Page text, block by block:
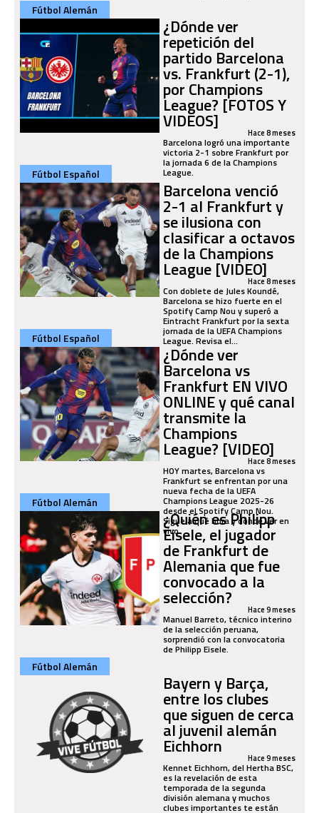
Fútbol Alemán
¿Dónde ver
repetición del
partido Barcelona
vs. Frankfurt (2-1),
por Champions
League? [FOTOS Y
VIDEOS] Hace 8 meses
Barcelona logró una importante
victoria 2-1 sobre Frankfurt por
la jornada 6 de la Champions
League.
Fútbol Español
Barcelona venció
2-1 al Frankfurt y
se ilusiona con
clasificar a octavos
de la Champions
League [VIDEO]Hace 8 meses
Con doblete de Jules Koundé,
Barcelona se hizo fuerte en el
Spotify Camp Nou y superó a
Eintracht Frankfurt por la sexta
jornada de la UEFA Champions
League. Revisa el...
Fútbol Español
¿Dónde ver
Barcelona vs
Frankfurt EN VIVO
ONLINE y qué canal
transmite la
Champions
League? [VIDEO]
Hace 8 meses
HOY martes, Barcelona vs
Frankfurt se enfrentan por una
nueva fecha de la UEFA
Champions League 2025-26
desde el Spotify Camp Nou.
Sigue a qué hora y dónde ver en
vivo.
Fútbol Alemán
¿Quién es Philipp
Eisele, el jugador
de Frankfurt de
Alemania que fue
convocado a la
selección? Hace 9 meses
Manuel Barreto, técnico interino
de la selección peruana,
sorprendió con la convocatoria
de Philipp Eisele.
Fútbol Alemán
Bayern y Barça,
entre los clubes
que siguen de cerca
al juvenil alemán
Eichhorn Hace 9 meses
Kennet Eichhorn, del Hertha BSC,
es la revelación de esta
temporada de la segunda
división alemana y muchos
clubes importantes te están